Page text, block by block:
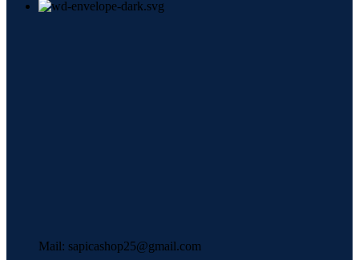
Mail: sapicashop25@gmail.com